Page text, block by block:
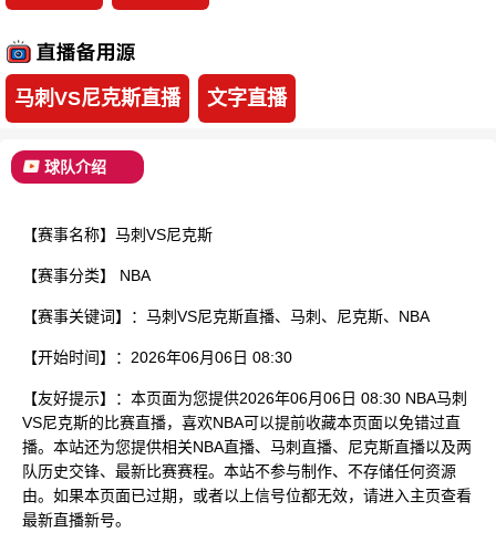
马刺VS尼克斯直播 文字直播
球队介绍
【赛事名称】马刺VS尼克斯
【赛事分类】 NBA
【赛事关键词】：马刺VS尼克斯直播、马刺、尼克斯、NBA
【开始时间】：2026年06月06日 08:30
【友好提示】：本页面为您提供2026年06月06日 08:30 NBA马刺
VS尼克斯的比赛直播，喜欢NBA可以提前收藏本页面以免错过直
播。本站还为您提供相关NBA直播、马刺直播、尼克斯直播以及两
队历史交锋、最新比赛赛程。本站不参与制作、不存储任何资源
由。如果本页面已过期，或者以上信号位都无效，请进入主页查看
最新直播新号。